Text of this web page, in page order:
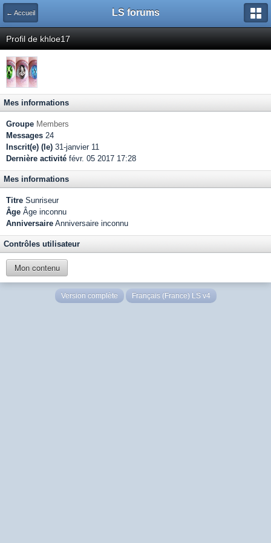
← Accueil LS forums
Profil de khloe17
Mes informations
Groupe Members
Messages 24
Inscrit(e) (le) 31-janvier 11
Dernière activité févr. 05 2017 17:28
Mes informations
Titre Sunriseur
Âge Âge inconnu
Anniversaire Anniversaire inconnu
Contrôles utilisateur
Mon contenu
Version complète Français (France) LS v4